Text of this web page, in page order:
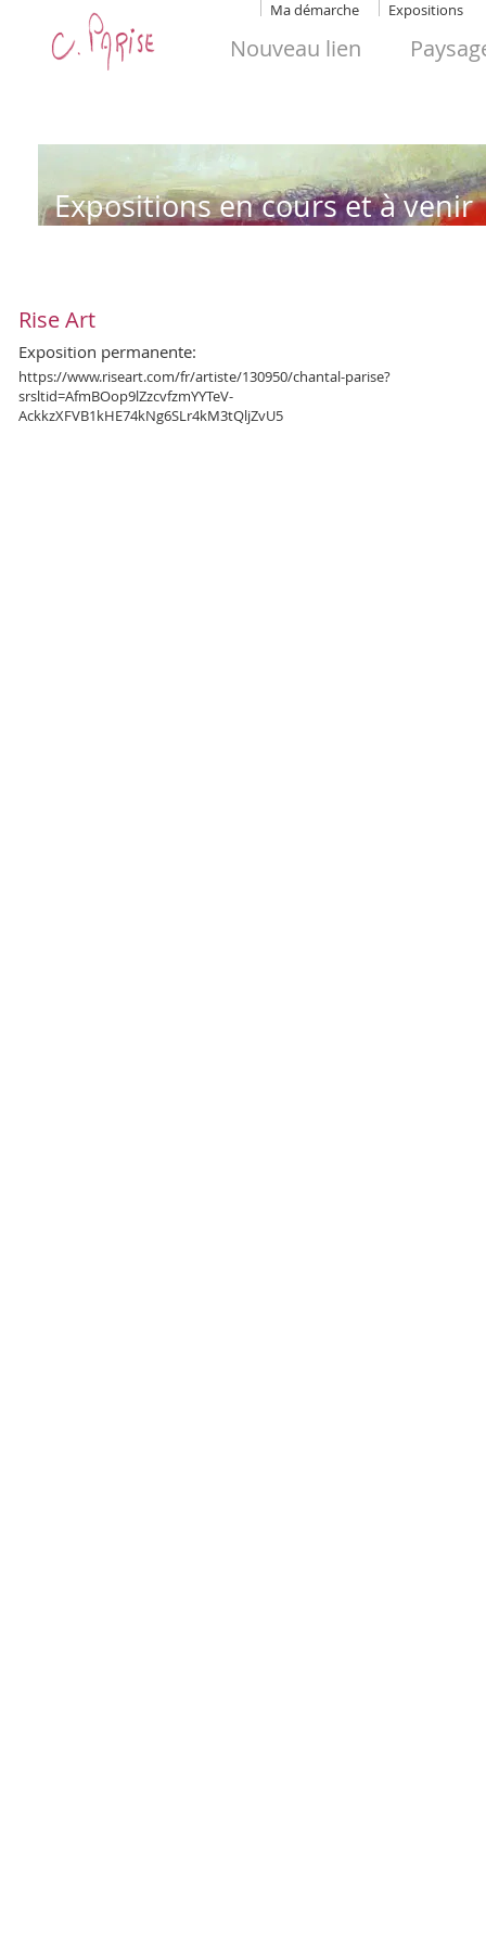
Ma démarche Expositions
Nouveau lien
​Expositions en cours et à venir
Rise Art
Exposition permanente:
https://www.riseart.com/fr/artiste/130950/chantal-parise?
srsltid=AfmBOop9lZzcvfzmYYTeV-
AckkzXFVB1kHE74kNg6SLr4kM3tQljZvU5